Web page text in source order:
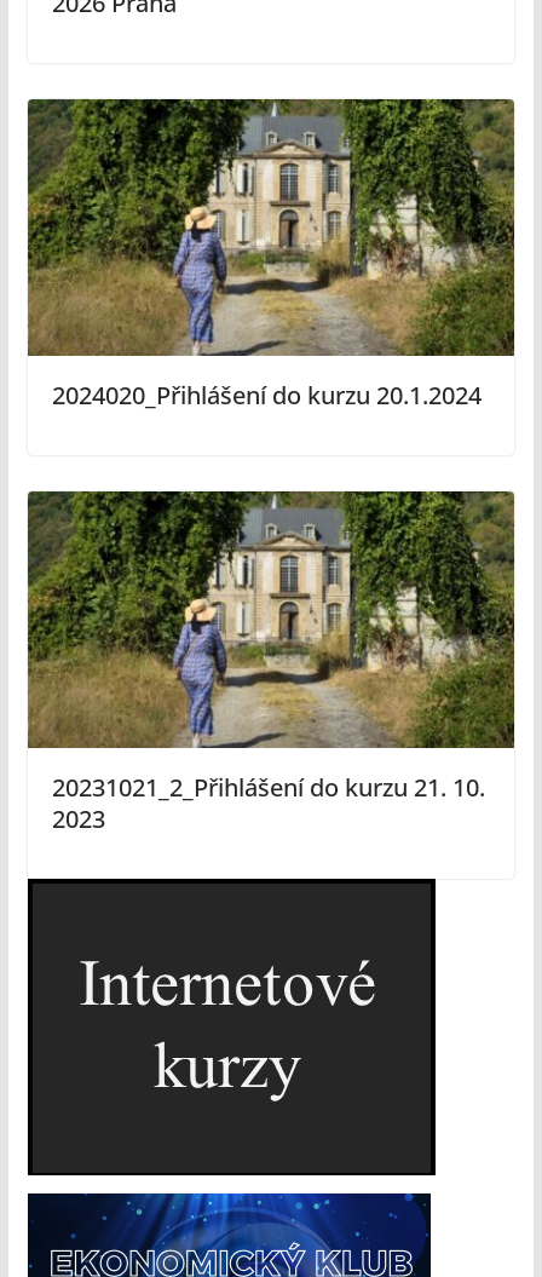
2024020_Přihlášení do kurzu 20.1.2024
20231021_2_Přihlášení do kurzu 21. 10.
2023